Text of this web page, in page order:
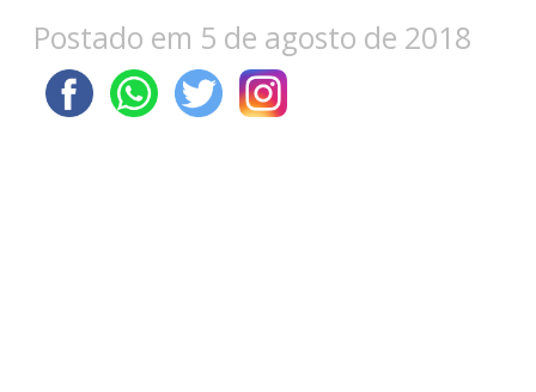
Postado em 5 de agosto de 2018